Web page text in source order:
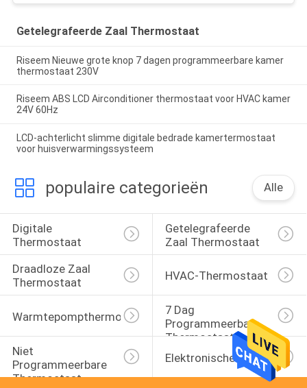
Getelegrafeerde Zaal Thermostaat
Riseem Nieuwe grote knop 7 dagen programmeerbare kamer
thermostaat 230V
Riseem ABS LCD Airconditioner thermostaat voor HVAC kamer
24V 60Hz
LCD-achterlicht slimme digitale bedrade kamertermostaat
voor huisverwarmingssysteem
populaire categorieën Alle
Digitale
Thermostaat
Getelegrafeerde
Zaal Thermostaat
Draadloze Zaal
Thermostaat
HVAC-Thermostaat
Warmtepompthermostaat
7 Dag
Programmeerbare
Thermostaat
Niet
Programmeerbare
Thermostaat
Elektronische Zaal